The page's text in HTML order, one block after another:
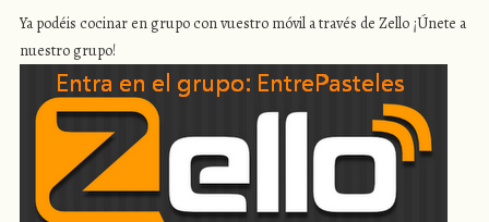
Ya podéis cocinar en grupo con vuestro móvil a través de Zello ¡Únete a
nuestro grupo!